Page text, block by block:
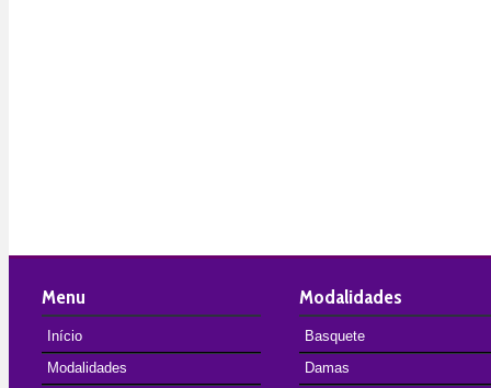
Menu
Início
Modalidades
Modalidades
Basquete
Damas